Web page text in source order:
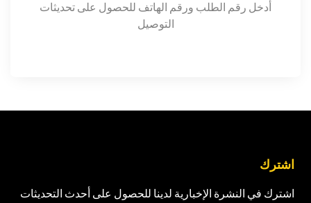
أدخل رقم الطلب ورقم الهاتف للحصول على تحديثات
التوصيل
اشترك
اشترك في النشرة الإخبارية لدينا للحصول على أحدث التحديثات